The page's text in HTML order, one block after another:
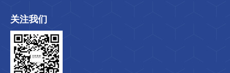
关注我们